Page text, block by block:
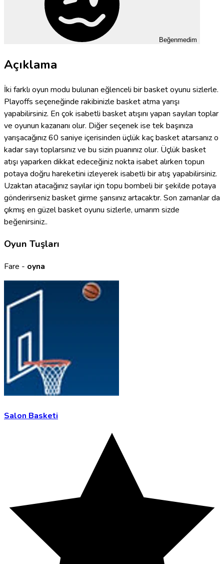
Beğenmedim
Açıklama
İki farklı oyun modu bulunan eğlenceli bir basket oyunu sizlerle.
Playoffs seçeneğinde rakibinizle basket atma yarışı
yapabilirsiniz. En çok isabetli basket atışını yapan sayıları toplar
ve oyunun kazananı olur. Diğer seçenek ise tek başınıza
yarışacağınız 60 saniye içerisinden üçlük kaç basket atarsanız o
kadar sayı toplarsınız ve bu sizin puanınız olur. Üçlük basket
atışı yaparken dikkat edeceğiniz nokta isabet alırken topun
potaya doğru hareketini izleyerek isabetli bir atış yapabilirsiniz.
Uzaktan atacağınız sayılar için topu bombeli bir şekilde potaya
gönderirseniz basket girme şansınız artacaktır. Son zamanlar da
çıkmış en güzel basket oyunu sizlerle, umarım sizde
beğenirsiniz..
Oyun Tuşları
Fare - oyna
Salon Basketi